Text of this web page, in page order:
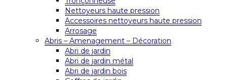
Nettoyeurs haute pression
Accessoires nettoyeurs haute pression
Arrosage
Abris – Amenagement – Décoration
Abri de jardin
Abri de jardin métal
Abri de jardin bois